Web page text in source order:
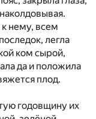
нему, всем
легла
ком сырой,
да и положила
плод.
годовщину их